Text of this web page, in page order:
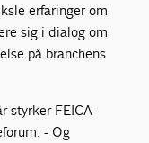
erfaringer om
sig i dialog om
på branchens
styrker FEICA-
- Og